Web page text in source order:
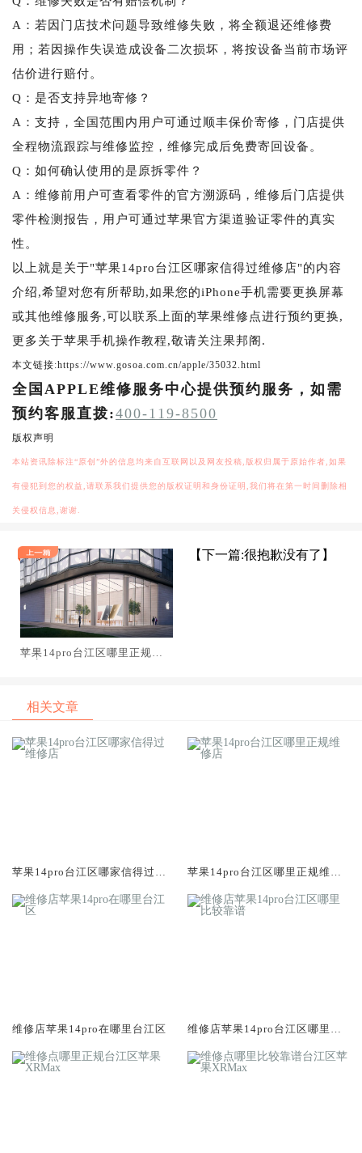
A：若因门店技术问题导致维修失败，将全额退还维修费
用；若因操作失误造成设备二次损坏，将按设备当前市场评
估价进行赔付。
Q：是否支持异地寄修？
A：支持，全国范围内用户可通过顺丰保价寄修，门店提供
全程物流跟踪与维修监控，维修完成后免费寄回设备。
Q：如何确认使用的是原拆零件？
A：维修前用户可查看零件的官方溯源码，维修后门店提供
零件检测报告，用户可通过苹果官方渠道验证零件的真实
性。
以上就是关于"苹果14pro台江区哪家信得过维修店"的内容
介绍,希望对您有所帮助,如果您的iPhone手机需要更换屏幕
或其他维修服务,可以联系上面的苹果维修点进行预约更换,
更多关于苹果手机操作教程,敬请关注果邦阁.
本文链接:https://www.gosoa.com.cn/apple/35032.html
全国APPLE维修服务中心提供预约服务，如需
预约客服直拨:400-119-8500
版权声明
本站资讯除标注“原创”外的信息均来自互联网以及网友投稿,版权归属于原始作者,如果
有侵犯到您的权益,请联系我们提供您的版权证明和身份证明,我们将在第一时间删除相
关侵权信息,谢谢.
苹果14pro台江区哪里正规维
【下一篇:很抱歉没有了】
相关文章
苹果14pro台江区哪家信得过维
苹果14pro台江区哪里正规维修
维修店苹果14pro在哪里台江区
维修店苹果14pro台江区哪里比